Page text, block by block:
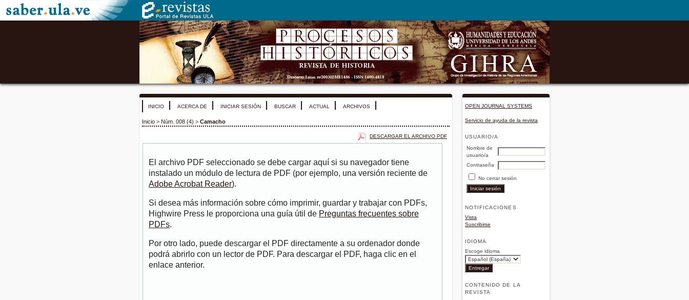
OPEN JOURNAL SYSTEMS
Servicio de ayuda de la revista
USUARIO/A
Nombre de
usuario/a
Contraseña
No cerrar sesión
NOTIFICACIONES
Vista
Suscribirse
IDIOMA
Escoge idioma
CONTENIDO DE LA
REVISTA
INICIO ACERCA DE INICIAR SESIÓN BUSCAR ACTUAL ARCHIVOS
Inicio > Núm. 008 (4) > Camacho
DESCARGAR EL ARCHIVO PDF
El archivo PDF seleccionado se debe cargar aquí si su navegador tiene
instalado un módulo de lectura de PDF (por ejemplo, una versión reciente de
Adobe Acrobat Reader).
Si desea más información sobre cómo imprimir, guardar y trabajar con PDFs,
Highwire Press le proporciona una guía útil de Preguntas frecuentes sobre
PDFs.
Por otro lado, puede descargar el PDF directamente a su ordenador donde
podrá abrirlo con un lector de PDF. Para descargar el PDF, haga clic en el
enlace anterior.